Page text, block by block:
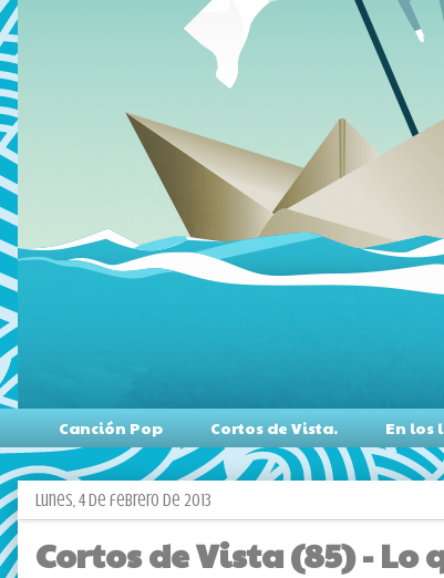
Canción Pop Cortos de Vista. En los
lunes, 4 de febrero de 2013
Cortos de Vista (85) - Lo